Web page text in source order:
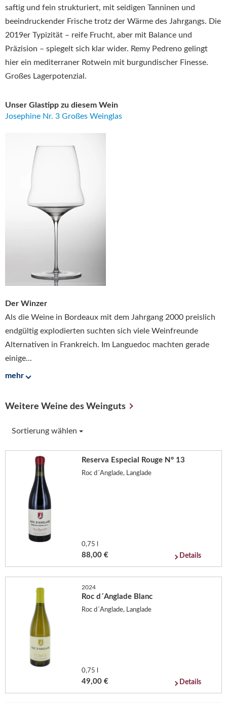
saftig und fein strukturiert, mit seidigen Tanninen und
beeindruckender Frische trotz der Wärme des Jahrgangs. Die
2019er Typizität – reife Frucht, aber mit Balance und
Präzision – spiegelt sich klar wider. Remy Pedreno gelingt
hier ein mediterraner Rotwein mit burgundischer Finesse.
Großes Lagerpotenzial.
Unser Glastipp zu diesem Wein
Josephine Nr. 3 Großes Weinglas
Der Winzer
Als die Weine in Bordeaux mit dem Jahrgang 2000 preislich
endgültig explodierten suchten sich viele Weinfreunde
Alternativen in Frankreich. Im Languedoc machten gerade
einige...
mehr
Weitere Weine des Weinguts
Sortierung wählen
Reserva Especial Rouge N° 13
Roc d´Anglade, Langlade
0,75 l
88,00 € Details
2024
Roc d´Anglade Blanc
Roc d´Anglade, Langlade
0,75 l
49,00 € Details